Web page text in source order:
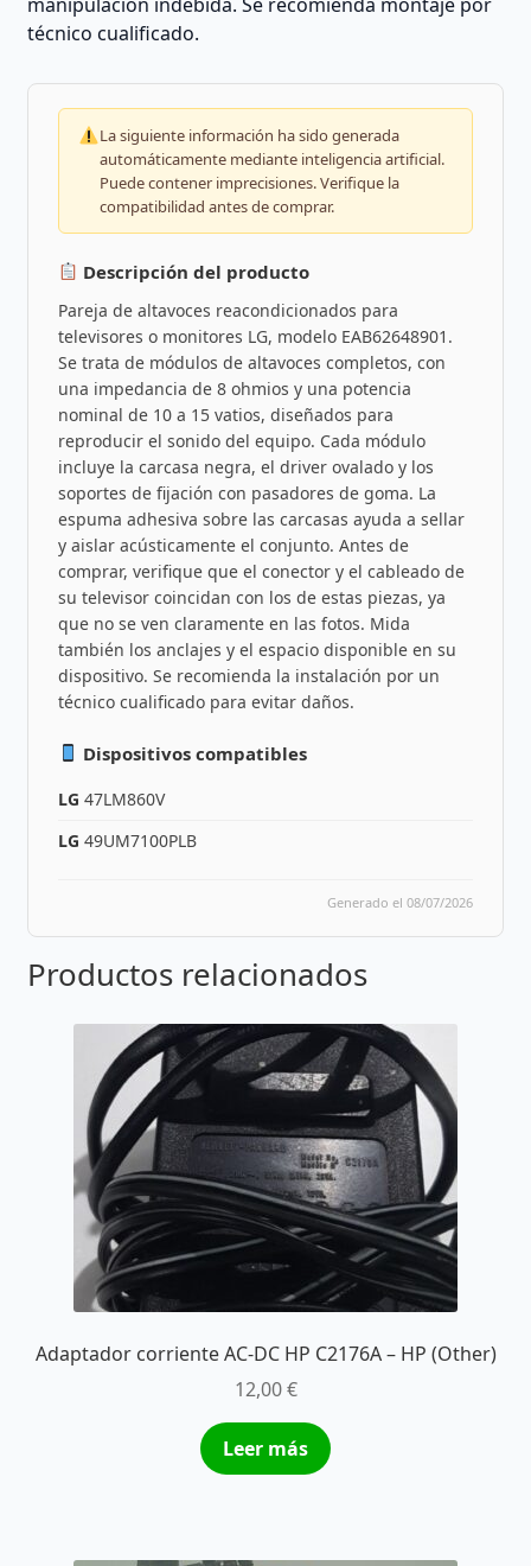
técnico cualificado.
La siguiente información ha sido generada
automáticamente mediante inteligencia artificial.
Puede contener imprecisiones. Verifique la
compatibilidad antes de comprar.
Descripción del producto
Pareja de altavoces reacondicionados para
televisores o monitores LG, modelo EAB62648901.
Se trata de módulos de altavoces completos, con
una impedancia de 8 ohmios y una potencia
nominal de 10 a 15 vatios, diseñados para
reproducir el sonido del equipo. Cada módulo
incluye la carcasa negra, el driver ovalado y los
soportes de fijación con pasadores de goma. La
espuma adhesiva sobre las carcasas ayuda a sellar
y aislar acústicamente el conjunto. Antes de
comprar, verifique que el conector y el cableado de
su televisor coincidan con los de estas piezas, ya
que no se ven claramente en las fotos. Mida
también los anclajes y el espacio disponible en su
dispositivo. Se recomienda la instalación por un
técnico cualificado para evitar daños.
Dispositivos compatibles
LG 47LM860V
LG 49UM7100PLB
Generado el 08/07/2026
Productos relacionados
Adaptador corriente AC-DC HP C2176A – HP (Other)
12,00€
Leer más